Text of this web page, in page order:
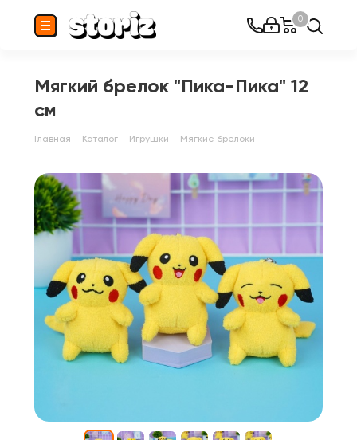
0
Мягкий брелок "Пика-Пика" 12
см
Главная Каталог Игрушки Мягкие брелоки